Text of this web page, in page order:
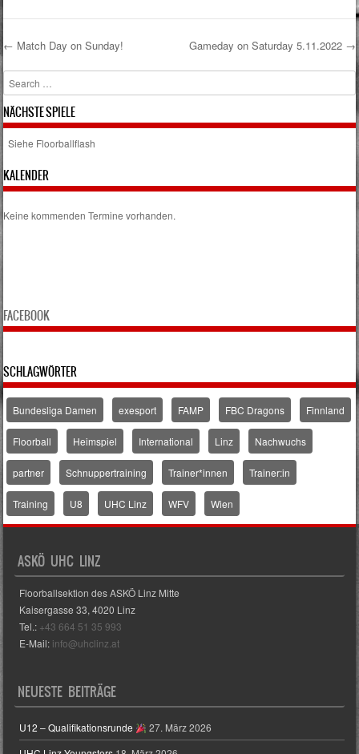
Post navigation
← Match Day on Sunday! Gameday on Saturday 5.11.2022 →
Search
NÄCHSTE SPIELE
Siehe Floorballflash
KALENDER
Keine kommenden Termine vorhanden.
FACEBOOK
SCHLAGWÖRTER
Bundesliga Damen exesport FAMP FBC Dragons Finnland
Floorball Heimspiel International Linz Nachwuchs
partner Schnuppertraining Trainer*innen Trainer:in
Training U8 UHC Linz WFV Wien
ASKÖ UHC LINZ
Floorballsektion des ASKÖ Linz Mitte
Kaisergasse 33, 4020 Linz
Tel.: +43 664 51 35 993
E-Mail: info@uhclinz.at
NEUESTE BEITRÄGE
U12 – Qualifikationsrunde
27. März 2026